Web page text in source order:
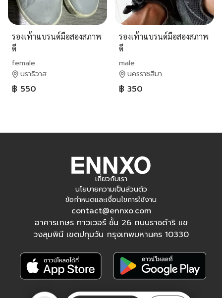
รองเท้าแบรนด์มือสองสภาพ
ดี
female
นราธิวาส
฿ 550
รองเท้าแบรนด์มือสองสภาพ
ดี
male
นครราชสีมา
฿ 350
เกี่ยวกับเรา
นโยบายความเป็นส่วนตัว
ข้อกำหนดและเงื่อนไขการใช้งาน
contact@ennxo.com
อาคารเกษร ทาวเวอร์ ชั้น 26 ถนนราชดำริ แข
วงลุมพินี เขตปทุมวัน กรุงเทพมหานคร 10330